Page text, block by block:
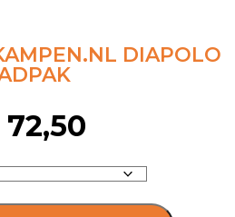
DIAPOLO
72,50